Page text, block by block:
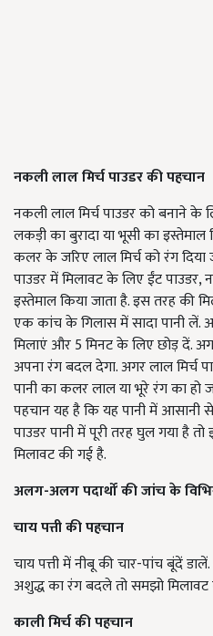
नकली लाल मिर्च पाउडर की पहचान
नकली लाल मिर्च पाउडर को बनाने
लकड़ी का बुरादा या भूसी का इस्तेमाल
कलर के जरिए लाल मिर्च को रंग दिया
पाउडर में मिलावट के लिए ईंट
इस्तेमाल किया जाता है. इस तरह की
एक कांच के गिलास में सादा पानी लें.
मिलाएं और 5 मिनट के लिए छोड़ दें.
अपना रंग बदल देगा. अगर लाल मिर्च
पानी का कलर लाल या भूरे रंग का हो
पहचान यह है कि यह पानी में आसानी
पाउडर पानी में पूरी तरह घुल गया है
मिलावट की गई है.
अलग-अलग पदार्थों की जांच के
चाय पत्ती की पहचान
चाय पत्ती में नीबू की चार-पांच बूंदें
अशुद्ध का रंग बदले तो समझो मिलावट
काली मिर्च की पहचान